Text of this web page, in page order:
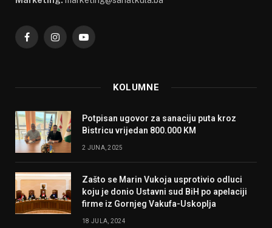
FacebookInstagramYouTube
KOLUMNE
Potpisan ugovor za sanaciju puta kroz
Bistricu vrijedan 800.000 KM
2 JUNA, 2025
Zašto se Marin Vukoja usprotivio odluci
koju je donio Ustavni sud BiH po apelaciji
firme iz Gornjeg Vakufa-Uskoplja
18 JULA, 2024